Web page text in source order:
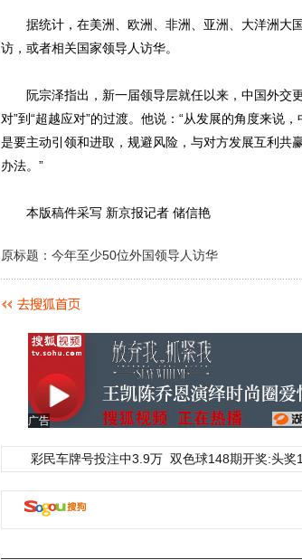
据统计，在美洲、欧洲、非洲、亚洲、大洋洲大
访，或者相关国家领导人访华。
阮宗泽指出，新一届领导层就任以来，中国外交
对”到“超越应对”的过渡。他说：“从发展的角度来说
是要主动引领和进取，规避风险，与对方发展互利共
办法。”
本版稿件采写 新京报记者 储信艳
原标题：今年至少50位外国领导人访华
广告
彩民车牌号投注中3.9万 双色球148期开奖:头奖